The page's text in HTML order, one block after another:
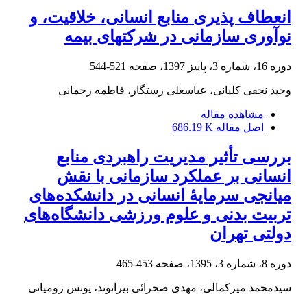
انعطاف پذیری منابع انسانی، خلاقیت، و
نوآوری سازمانی در شرکت‏های بیمه
دوره 16، شماره 3، پاییز 1397، صفحه 521-544
وحید نجفی کلیانی، عباسعلی رستگار، فاطمه رحمانی
مشاهده مقاله
اصل مقاله 686.19 K
بررسی تأثیر مدیریت راهبردی منابع
انسانی بر عملکرد سازمانی با نقش
میانجی سرمایۀ انسانی در دانشکده‌های
تربیت بدنی و علوم ورزشی دانشگاه‌های
دولتی تهران
دوره 8، شماره 3، 1395، صفحه 453-465
سیدمحمد میرکمالی، مهدی صحرائی بیرانوند، یونس رومیانی